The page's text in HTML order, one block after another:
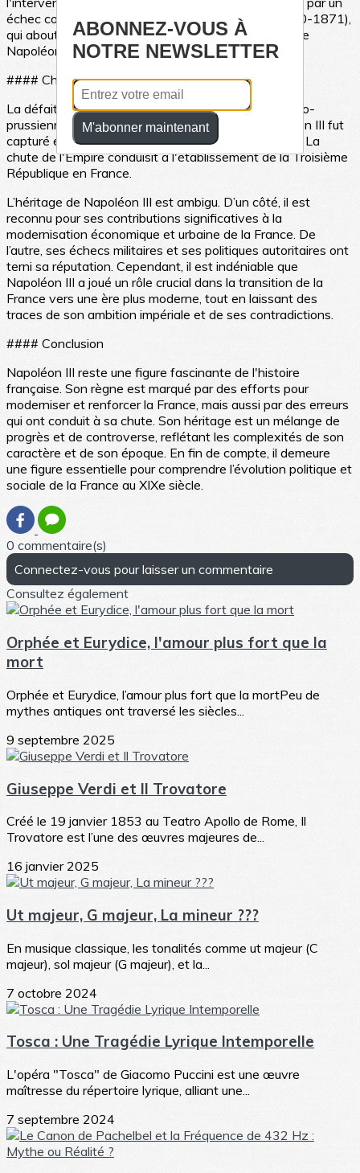
échec coûteux, et la guerre franco-prussienne (1870-1871),
qui aboutit à la défaite de la France et à la capture de
Napoléon III.
#### Chute et Héritage
La défaite de Sedan en 1870 lors de la guerre franco-
prussienne marqua la fin du Second Empire. Napoléon III fut
capturé et exilé en Angleterre, où il mourut en 1873. La
chute de l'Empire conduisit à l'établissement de la Troisième
République en France.
L’héritage de Napoléon III est ambigu. D’un côté, il est
reconnu pour ses contributions significatives à la
modernisation économique et urbaine de la France. De
l’autre, ses échecs militaires et ses politiques autoritaires ont
terni sa réputation. Cependant, il est indéniable que
Napoléon III a joué un rôle crucial dans la transition de la
France vers une ère plus moderne, tout en laissant des
traces de son ambition impériale et de ses contradictions.
#### Conclusion
Napoléon III reste une figure fascinante de l'histoire
française. Son règne est marqué par des efforts pour
moderniser et renforcer la France, mais aussi par des erreurs
qui ont conduit à sa chute. Son héritage est un mélange de
progrès et de controverse, reflétant les complexités de son
caractère et de son époque. En fin de compte, il demeure
une figure essentielle pour comprendre l’évolution politique et
sociale de la France au XIXe siècle.
0 commentaire(s)
Connectez-vous pour laisser un commentaire
Consultez également
Orphée et Eurydice, l'amour plus fort que la
mort
Orphée et Eurydice, l’amour plus fort que la mortPeu de
mythes antiques ont traversé les siècles...
9 septembre 2025
Giuseppe Verdi et Il Trovatore
Créé le 19 janvier 1853 au Teatro Apollo de Rome, Il
Trovatore est l’une des œuvres majeures de...
16 janvier 2025
Ut majeur, G majeur, La mineur ???
En musique classique, les tonalités comme ut majeur (C
majeur), sol majeur (G majeur), et la...
7 octobre 2024
Tosca : Une Tragédie Lyrique Intemporelle
L'opéra "Tosca" de Giacomo Puccini est une œuvre
maîtresse du répertoire lyrique, alliant une...
7 septembre 2024
ABONNEZ-VOUS À
NOTRE NEWSLETTER
M'abonner maintenant